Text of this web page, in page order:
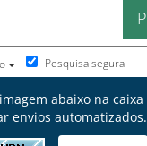
Pesquisa segura
abaixo na
envios automatizados.